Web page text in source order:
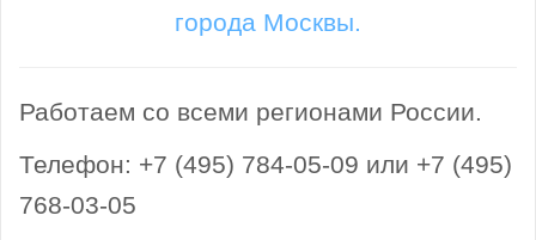
города Москвы.
Работаем со всеми регионами России.
Телефон: +7 (495) 784-05-09 или +7 (495)
768-03-05